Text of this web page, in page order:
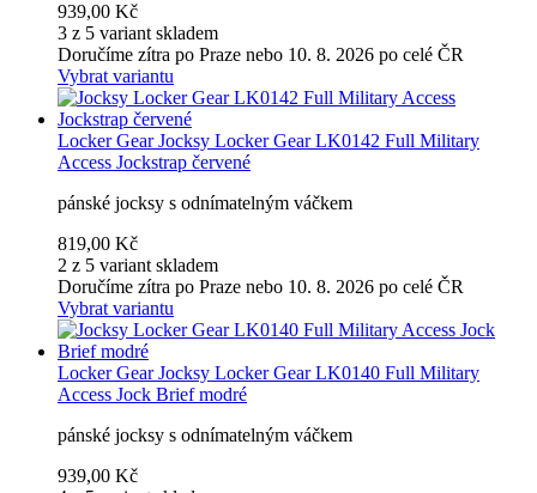
939,00 Kč
3 z 5 variant skladem
Doručíme zítra po Praze nebo 10. 8. 2026 po celé ČR
Vybrat variantu
Locker Gear Jocksy Locker Gear LK0142 Full Military
Access Jockstrap červené
pánské jocksy s odnímatelným váčkem
819,00 Kč
2 z 5 variant skladem
Doručíme zítra po Praze nebo 10. 8. 2026 po celé ČR
Vybrat variantu
Locker Gear Jocksy Locker Gear LK0140 Full Military
Access Jock Brief modré
pánské jocksy s odnímatelným váčkem
939,00 Kč